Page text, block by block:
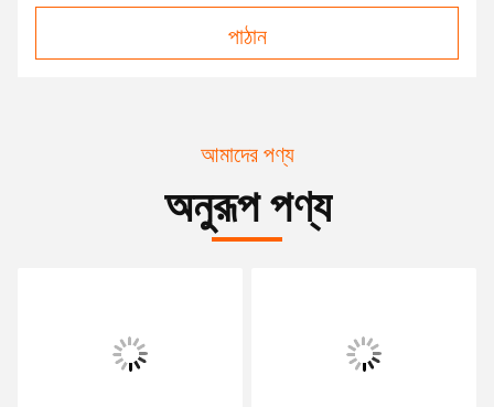
পাঠান
আমাদের পণ্য
অনুরূপ পণ্য